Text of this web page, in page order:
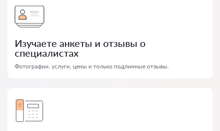
Изучаете анкеты и отзывы о
специалистах
Фотографии, услуги, цены и только подлинные отзывы.